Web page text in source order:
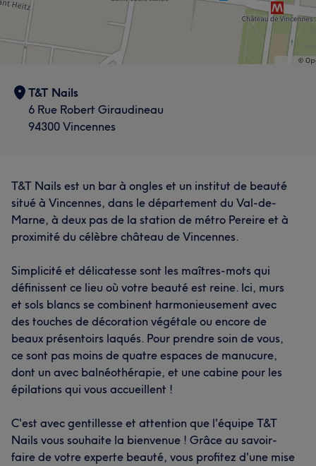
T&T Nails
6 Rue Robert Giraudineau
94300 Vincennes
T&T Nails est un bar à ongles et un institut de beauté
situé à Vincennes, dans le département du Val-de-
Marne, à deux pas de la station de métro Pereire et à
proximité du célèbre château de Vincennes.
Simplicité et délicatesse sont les maîtres-mots qui
définissent ce lieu où votre beauté est reine. Ici, murs
et sols blancs se combinent harmonieusement avec
des touches de décoration végétale ou encore de
beaux présentoirs laqués. Pour prendre soin de vous,
ce sont pas moins de quatre espaces de manucure,
dont un avec balnéothérapie, et une cabine pour les
épilations qui vous accueillent !
C'est avec gentillesse et attention que l'équipe T&T
Nails vous souhaite la bienvenue ! Grâce au savoir-
faire de votre experte beauté, vous profitez d'une mise